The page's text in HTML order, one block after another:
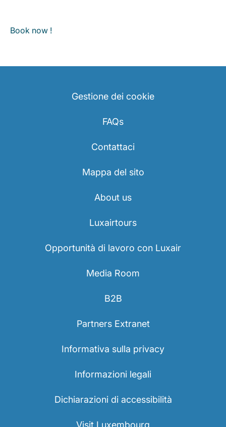
Book now !
Gestione dei cookie
FAQs
Contattaci
Mappa del sito
About us
Luxairtours
Opportunità di lavoro con Luxair
Media Room
B2B
Partners Extranet
Informativa sulla privacy
Informazioni legali
Dichiarazioni di accessibilità
Visit Luxembourg